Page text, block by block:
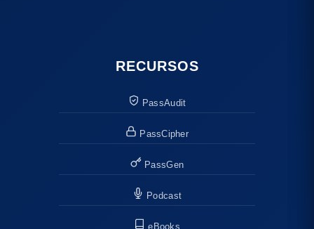
RECURSOS
PassAudit
PassCipher
PassGen
Podcast
eBooks